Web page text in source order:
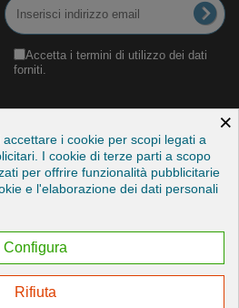
Accetta i termini di utilizzo dei dati
forniti.
×
i cookie per scopi legati a
I cookie di terze parti a scopo
per offrire funzionalità pubblicitarie
e l'elaborazione dei dati personali
Configura
Rifiuta